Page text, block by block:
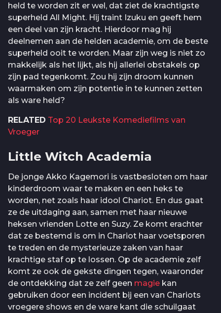
held te worden zit er wel, dat ziet de krachtigste
superheld All Might. Hij traint Izuku en geeft hem
een deel van zijn kracht. Hierdoor mag hij
deelnemen aan de helden academie, om de beste
superheld ooit te worden. Maar zijn weg is niet zo
makkelijk als het lijkt, als hij allerlei obstakels op
zijn pad tegenkomt. Zou hij zijn droom kunnen
waarmaken om zijn potentie in te kunnen zetten
als ware held?
RELATED Top 20 Leukste Komediefilms van
Vroeger
Little Witch Academia
De jonge Akko Kagemori is vastbesloten om haar
kinderdroom waar te maken en een heks te
worden, net zoals haar idool Chariot. En dus gaat
ze de uitdaging aan, samen met haar nieuwe
heksen vrienden Lotte en Suzy. Ze komt erachter
dat ze bestemd is om in Chariot haar voetsporen
te treden en de mysterieuze zaken van haar
krachtige staf op te lossen. Op de academie zelf
komt ze ook de gekste dingen tegen, waaronder
de ontdekking dat ze zelf geen magie kan
gebruiken door een incident bij een van Chariots
vroegere shows en de ware kant die schuilgaat